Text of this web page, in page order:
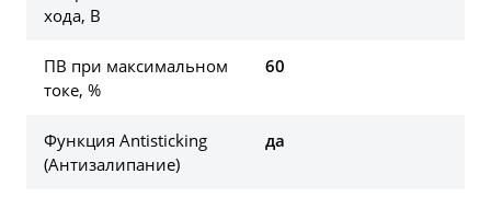
хода, В
ПВ при максимальном
токе, %
60
Функция Antisticking
(Антизалипание)
да